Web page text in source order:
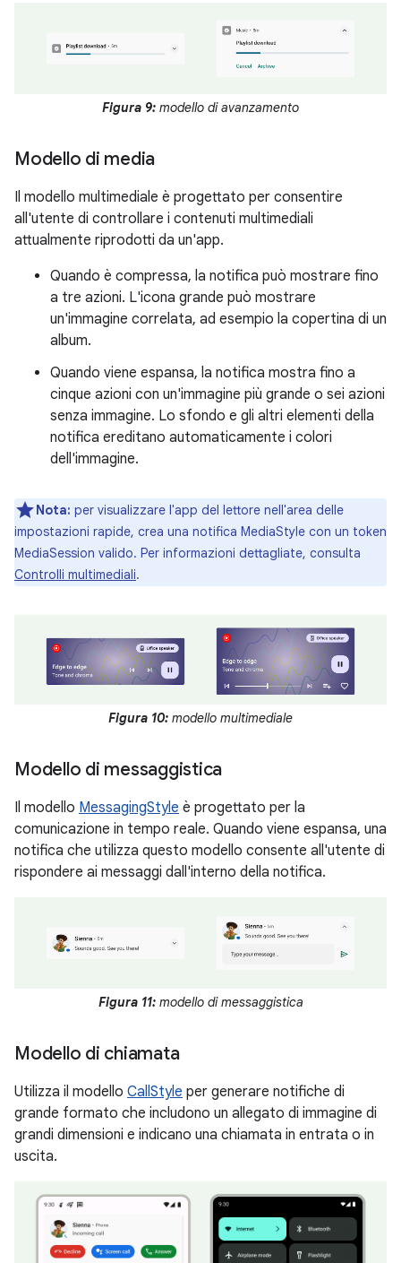
Figura 9: modello di avanzamento
Modello di media
Il modello multimediale è progettato per consentire
all'utente di controllare i contenuti multimediali
attualmente riprodotti da un'app.
Quando è compressa, la notifica può mostrare fino
a tre azioni. L'icona grande può mostrare
un'immagine correlata, ad esempio la copertina di un
album.
Quando viene espansa, la notifica mostra fino a
cinque azioni con un'immagine più grande o sei azioni
senza immagine. Lo sfondo e gli altri elementi della
notifica ereditano automaticamente i colori
dell'immagine.
Nota: per visualizzare l'app del lettore nell'area delle
impostazioni rapide, crea una notifica MediaStyle con un token
MediaSession valido. Per informazioni dettagliate, consulta
Controlli multimediali.
Figura 10: modello multimediale
Modello di messaggistica
Il modello MessagingStyle è progettato per la
comunicazione in tempo reale. Quando viene espansa, una
notifica che utilizza questo modello consente all'utente di
rispondere ai messaggi dall'interno della notifica.
Figura 11:modello di messaggistica
Modello di chiamata
Utilizza il modello CallStyle per generare notifiche di
grande formato che includono un allegato di immagine di
grandi dimensioni e indicano una chiamata in entrata o in
uscita.